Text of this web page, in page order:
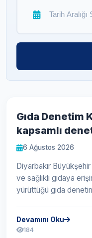
Tarih Aralığı
Gıda Denetim
kapsamlı
6 Ağustos 2026
Diyarbakır
ve sağlıklı gıdaya
yürüttüğü gıda
Devamını Oku
184